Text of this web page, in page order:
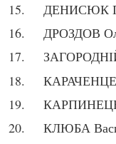
ДЕНИСЮК
ДРОЗДОВ
КАРПИНЕЦЬ
КЛЮБА